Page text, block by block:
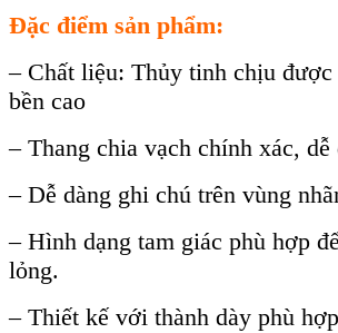
Đặc điểm sản phẩm:
– Chất liệu: Thủy tinh chịu được
bền cao
– Thang chia vạch chính xác, dễ
– Dễ dàng ghi chú trên vùng
– Hình dạng tam giác phù hợp
lỏng.
– Thiết kế với thành dày phù